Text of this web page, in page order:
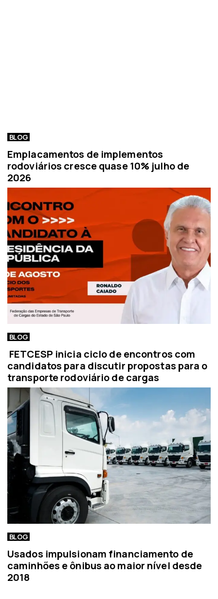
BLOG
Emplacamentos de implementos
rodoviários cresce quase 10% julho de
2026
BLOG
FETCESP inicia ciclo de encontros com
candidatos para discutir propostas para o
transporte rodoviário de cargas
BLOG
Usados impulsionam financiamento de
caminhões e ônibus ao maior nível desde
2018